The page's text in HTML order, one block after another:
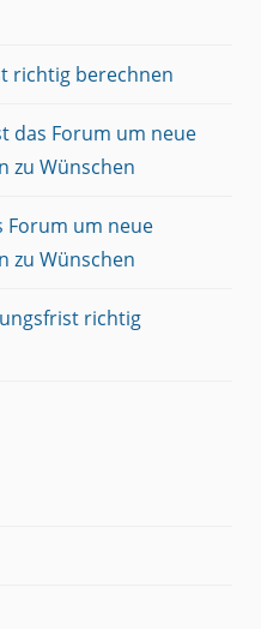
richtig berechnen
das Forum um neue
zu Wünschen
Forum um neue
zu Wünschen
richtig